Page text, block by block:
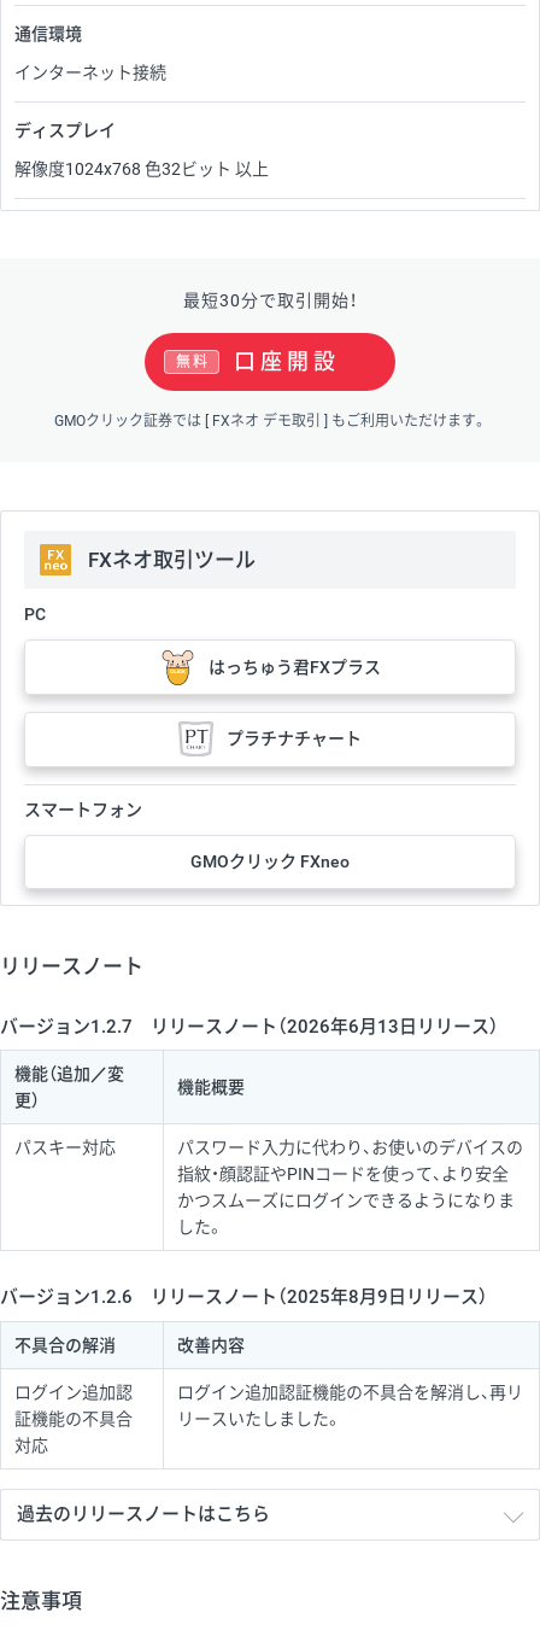
通信環境
インターネット接続
ディスプレイ
解像度1024x768 色32ビット 以上
最短30分で取引開始！
口座開設
無料
GMOクリック証券では [ FXネオ デモ取引 ] もご利用いただけます。
FXネオ取引ツール
PC
はっちゅう君FXプラス
プラチナチャート
スマートフォン
GMOクリック FXneo
リリースノート
バージョン1.2.7 リリースノート（2026年6月13日リリース）
機能（追加／変
更）
機能概要
パスキー対応
パスワード入力に代わり、お使いのデバイスの
指紋・顔認証やPINコードを使って、より安全
かつスムーズにログインできるようになりま
した。
バージョン1.2.6 リリースノート（2025年8月9日リリース）
不具合の解消 改善内容
ログイン追加認
証機能の不具合
対応
ログイン追加認証機能の不具合を解消し、再リ
リースいたしました。
過去のリリースノートはこちら
注意事項